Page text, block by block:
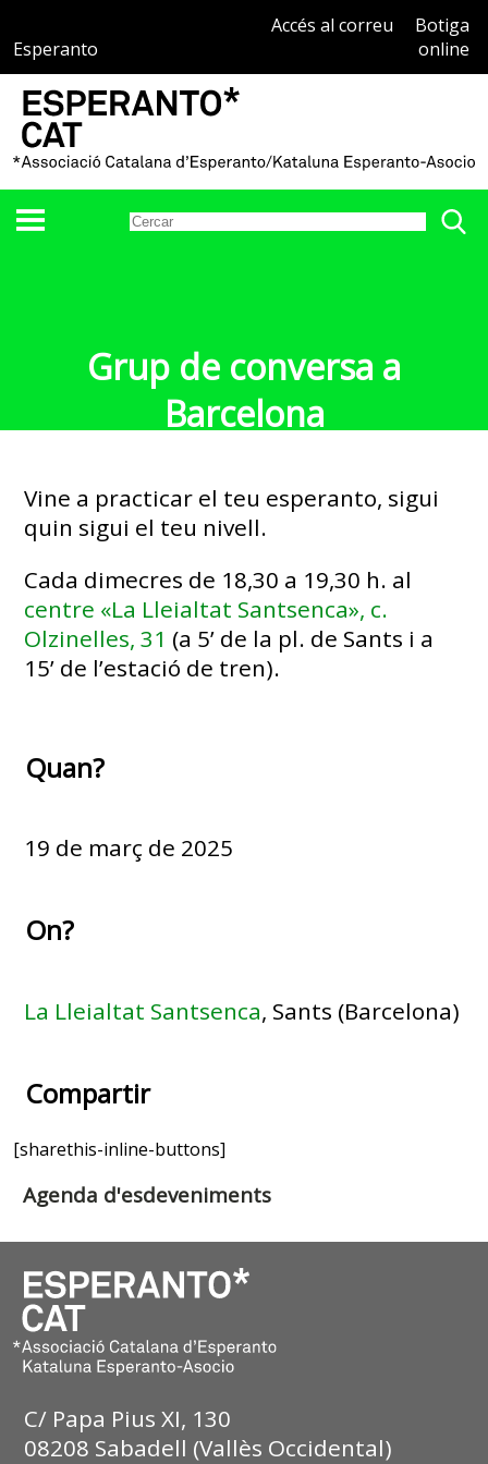
Esperanto
Accés al correu
Botiga
online
Grup de conversa a
Barcelona
Vine a practicar el teu esperanto, sigui
quin sigui el teu nivell.
Cada dimecres de 18,30 a 19,30 h. al
centre «La Lleialtat Santsenca», c.
Olzinelles, 31 (a 5’ de la pl. de Sants i a
15’ de l’estació de tren).
Quan?
19 de març de 2025
On?
La Lleialtat Santsenca, Sants (Barcelona)
Compartir
[sharethis-inline-buttons]
Agenda d'esdeveniments
C/ Papa Pius XI, 130
08208 Sabadell (Vallès Occidental)